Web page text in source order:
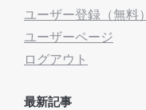
ユーザー登録（無料）
ユーザーページ
ログアウト
最新記事